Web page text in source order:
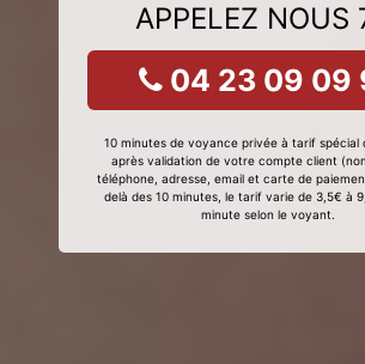
APPELEZ NOUS
04 23 09 09
10 minutes de voyance privée à tarif spécial
après validation de votre compte client
téléphone, adresse, email et carte de
delà des 10 minutes, le tarif varie de 3,5€ à
minute selon le voyant.